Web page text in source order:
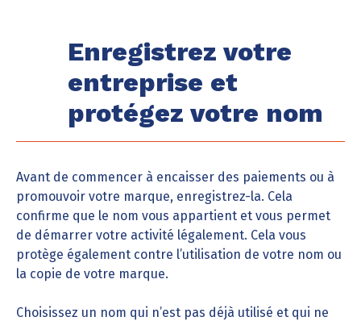
Enregistrez votre
entreprise et
protégez votre nom
Avant de commencer à encaisser des paiements ou à
promouvoir votre marque, enregistrez-la. Cela
confirme que le nom vous appartient et vous permet
de démarrer votre activité légalement. Cela vous
protège également contre l’utilisation de votre nom ou
la copie de votre marque.
Choisissez un nom qui n’est pas déjà utilisé et qui ne